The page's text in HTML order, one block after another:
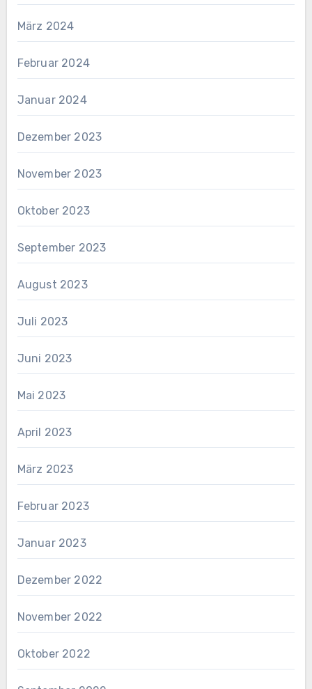
März 2024
Februar 2024
Januar 2024
Dezember 2023
November 2023
Oktober 2023
September 2023
August 2023
Juli 2023
Juni 2023
Mai 2023
April 2023
März 2023
Februar 2023
Januar 2023
Dezember 2022
November 2022
Oktober 2022